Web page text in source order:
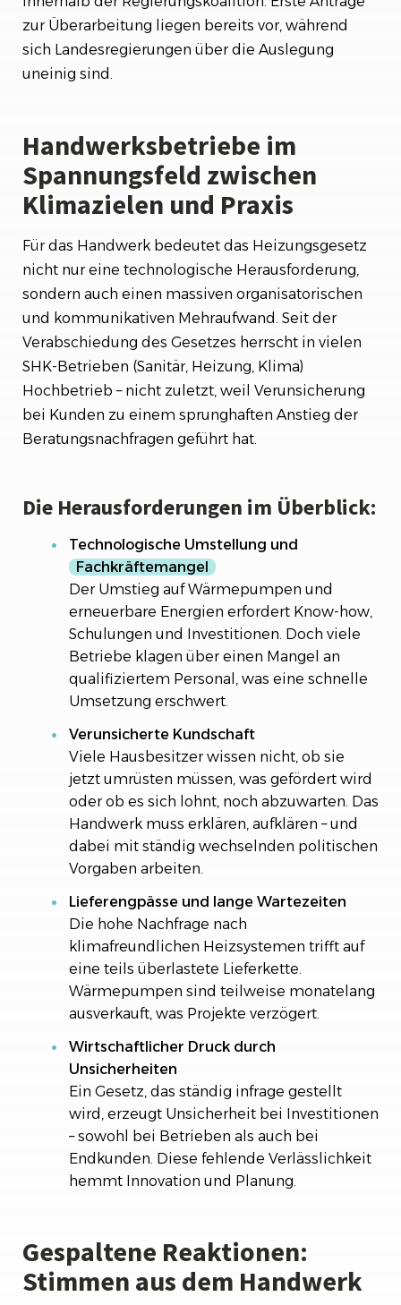
zur Überarbeitung liegen bereits vor, während
sich Landesregierungen über die Auslegung
uneinig sind.
Handwerksbetriebe im
Spannungsfeld zwischen
Klimazielen und Praxis
Für das Handwerk bedeutet das Heizungsgesetz
nicht nur eine technologische Herausforderung,
sondern auch einen massiven organisatorischen
und kommunikativen Mehraufwand. Seit der
Verabschiedung des Gesetzes herrscht in vielen
SHK-Betrieben (Sanitär, Heizung, Klima)
Hochbetrieb – nicht zuletzt, weil Verunsicherung
bei Kunden zu einem sprunghaften Anstieg der
Beratungsnachfragen geführt hat.
Die Herausforderungen im Überblick:
Technologische Umstellung und
Fachkräftemangel
Der Umstieg auf Wärmepumpen und
erneuerbare Energien erfordert Know-how,
Schulungen und Investitionen. Doch viele
Betriebe klagen über einen Mangel an
qualifiziertem Personal, was eine schnelle
Umsetzung erschwert.
Verunsicherte Kundschaft
Viele Hausbesitzer wissen nicht, ob sie
jetzt umrüsten müssen, was gefördert wird
oder ob es sich lohnt, noch abzuwarten. Das
Handwerk muss erklären, aufklären – und
dabei mit ständig wechselnden politischen
Vorgaben arbeiten.
Lieferengpässe und lange Wartezeiten
Die hohe Nachfrage nach
klimafreundlichen Heizsystemen trifft auf
eine teils überlastete Lieferkette.
Wärmepumpen sind teilweise monatelang
ausverkauft, was Projekte verzögert.
Wirtschaftlicher Druck durch
Unsicherheiten
Ein Gesetz, das ständig infrage gestellt
wird, erzeugt Unsicherheit bei Investitionen
– sowohl bei Betrieben als auch bei
Endkunden. Diese fehlende Verlässlichkeit
hemmt Innovation und Planung.
Gespaltene Reaktionen:
Stimmen aus dem Handwerk